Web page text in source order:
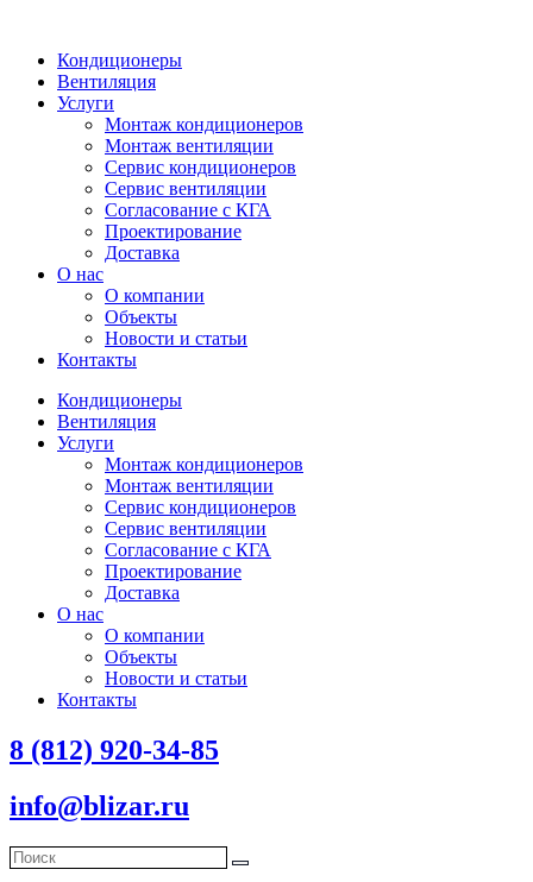
Кондиционеры
Вентиляция
Услуги
Монтаж кондиционеров
Монтаж вентиляции
Сервис кондиционеров
Сервис вентиляции
Согласование с КГА
Проектирование
Доставка
О нас
О компании
Объекты
Новости и статьи
Контакты
Кондиционеры
Вентиляция
Услуги
Монтаж кондиционеров
Монтаж вентиляции
Сервис кондиционеров
Сервис вентиляции
Согласование с КГА
Проектирование
Доставка
О нас
О компании
Объекты
Новости и статьи
Контакты
8 (812) 920-34-85
info@blizar.ru